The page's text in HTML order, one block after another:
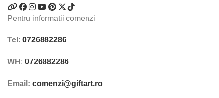
Pentru informatii comenzi
Tel: 0726882286
WH: 0726882286
Email: comenzi@giftart.ro